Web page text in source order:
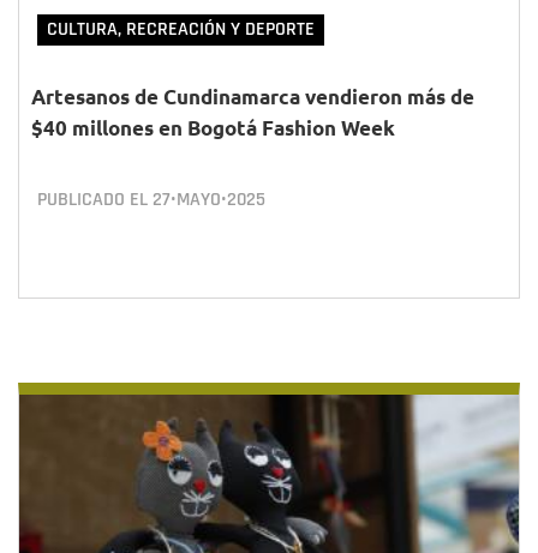
CULTURA, RECREACIÓN Y DEPORTE
Artesanos de Cundinamarca vendieron más de
$40 millones en Bogotá Fashion Week
PUBLICADO EL 27•MAYO•2025